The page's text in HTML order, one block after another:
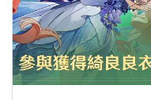
By原神官方- 2年前